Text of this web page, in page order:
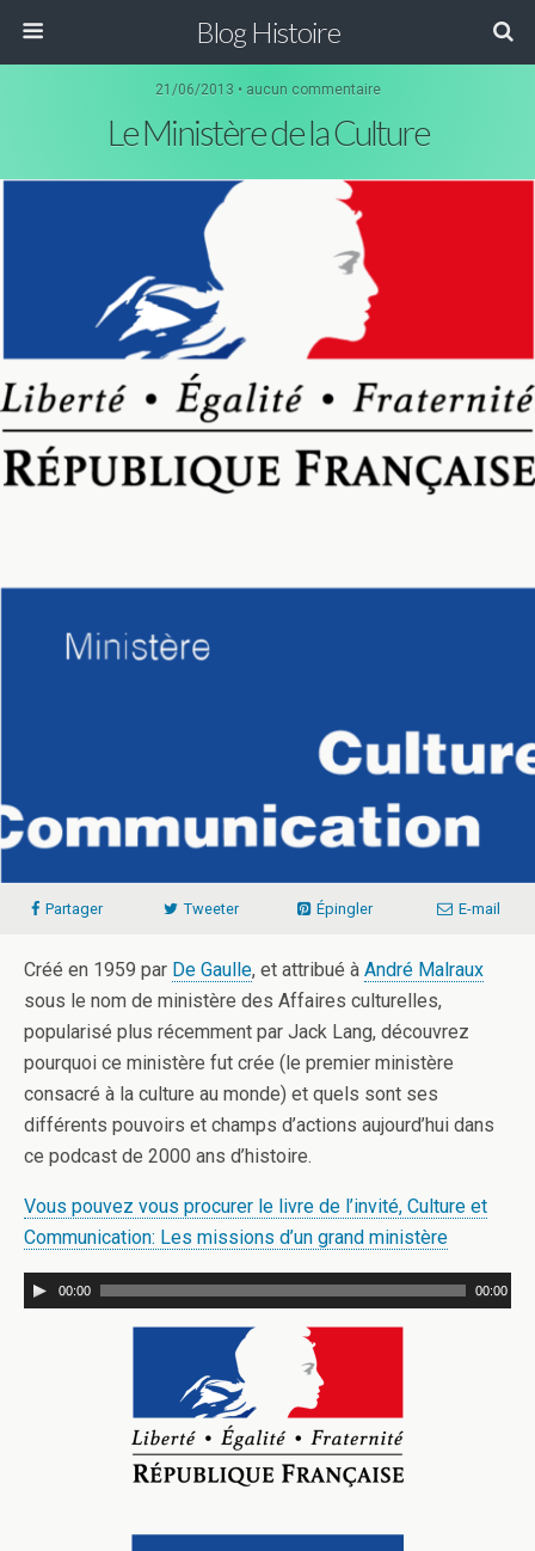
Blog Histoire
21/06/2013 • aucun commentaire
Le Ministère de la Culture
Partager Tweeter Épingler E-mail
Créé en 1959 par De Gaulle, et attribué à André Malraux
sous le nom de ministère des Affaires culturelles,
popularisé plus récemment par Jack Lang, découvrez
pourquoi ce ministère fut crée (le premier ministère
consacré à la culture au monde) et quels sont ses
différents pouvoirs et champs d’actions aujourd’hui dans
ce podcast de 2000 ans d’histoire.
Vous pouvez vous procurer le livre de l’invité, Culture et
Communication: Les missions d’un grand ministère
00:00 00:00